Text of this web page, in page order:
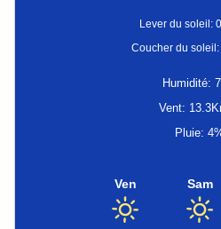
Lever du soleil:
Coucher du soleil:
Humidité:
Vent:
Pluie:
Ven Sam